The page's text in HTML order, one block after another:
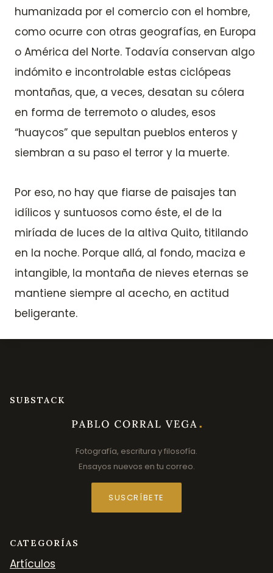
humanizada por el comercio con el hombre,
como ocurre con otras geografías, en Europa
o América del Norte. Todavía conservan algo
indómito e incontrolable estas ciclópeas
montañas, que, a veces, desatan su cólera
en forma de terremoto o aludes, esos
“huaycos” que sepultan pueblos enteros y
siembran a su paso el terror y la muerte.
Por eso, no hay que fiarse de paisajes tan
idílicos y suntuosos como éste, el de la
miríada de luces de la altiva Quito, titilando
en la noche. Porque allá, al fondo, maciza e
intangible, la montaña de nieves eternas se
mantiene siempre al acecho, en actitud
beligerante.
SUBSTACK
Fotografía, escritura y filosofía.
Ensayos nuevos en tu correo.
SUSCRÍBETE
CATEGORÍAS
Artículos